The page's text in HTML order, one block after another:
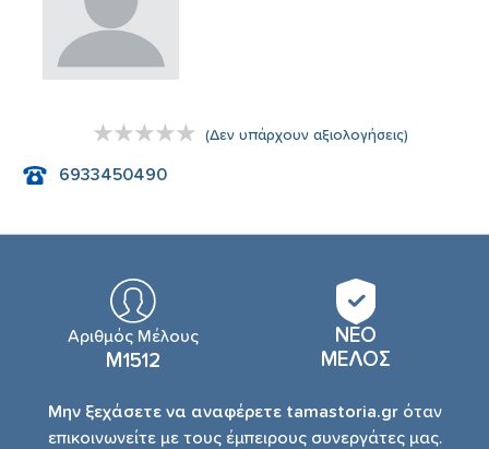
(Δεν υπάρχουν αξιολογήσεις)
6933450490
Αριθμός Μέλους
Μ1512
ΝΕΟ
ΜΕΛΟΣ
Μην ξεχάσετε να αναφέρετε tamastoria.gr όταν
επικοινωνείτε με τους έμπειρους συνεργάτες μας.